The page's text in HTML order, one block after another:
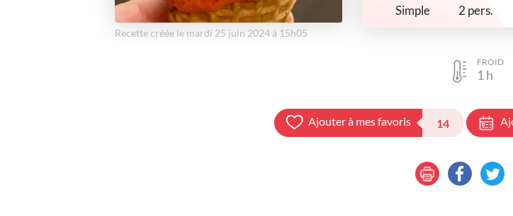
Recette créée le mardi 25 juin 2024 à 15h05
Simple 2 pers.
FROID
1 h
Ajouter à mes favoris 14